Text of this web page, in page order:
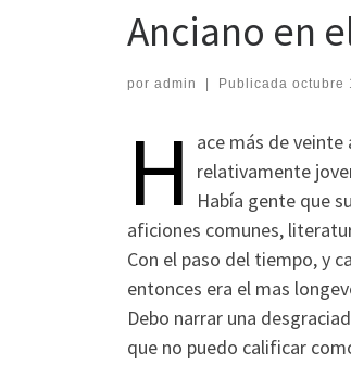
Anciano en
por admin Publicada octubre
H
ace más de
relativamente
Había gente que
aficiones comunes,
Con el paso del tiempo, y
entonces era el mas
Debo narrar una
que no puedo calificar